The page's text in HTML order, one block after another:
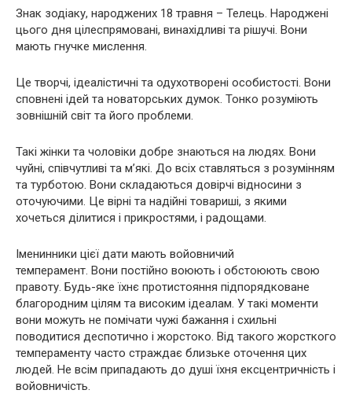
Знак зодіаку, народжених 18 травня – Телець. Народжені
цього дня цілеспрямовані, винахідливі та рішучі. Вони
мають гнучке мислення.
Це творчі, ідеалістичні та одухотворені особистості. Вони
сповнені ідей та новаторських думок. Тонко розуміють
зовнішній світ та його проблеми.
Такі жінки та чоловіки добре знаються на людях. Вони
чуйні, співчутливі та м’які. До всіх ставляться з розумінням
та турботою. Вони складаються довірчі відносини з
оточуючими. Це вірні та надійні товариші, з якими
хочеться ділитися і прикростями, і радощами.
Іменинники цієї дати мають войовничий
темперамент. Вони постійно воюють і обстоюють свою
правоту. Будь-яке їхнє протистояння підпорядковане
благородним цілям та високим ідеалам. У такі моменти
вони можуть не помічати чужі бажання і схильні
поводитися деспотично і жорстоко. Від такого жорсткого
темпераменту часто страждає близьке оточення цих
людей. Не всім припадають до душі їхня ексцентричність і
войовничість.